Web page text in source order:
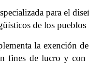
para el
de los
la exención
fines de lucro y